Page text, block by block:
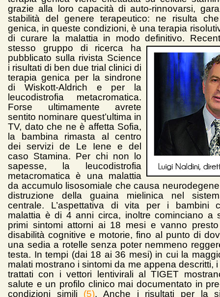
grazie alla loro capacità di auto-rinnovarsi,
stabilità del genere terapeutico: ne risulta
genica, in queste condizioni, è una terapia
di curare la malattia in modo definitivo.
stesso gruppo di ricerca ha
pubblicato sulla rivista Science
i risultati di ben due trial clinici di
terapia genica per la sindrone
di Wiskott-Aldrich e per la
leucodistrofia metacromatica.
Forse ultimamente avrete
sentito nominare quest’ultima in
TV, dato che ne è affetta Sofia,
la bambina rimasta al centro
dei servizi de Le Iene e del
caso Stamina. Per chi non lo
sapesse, la leucodistrofia
metacromatica è una malattia
da accumulo lisosomiale che causa
distruzione della guaina mielinica nel
centrale. L’aspettativa di vita per i bambini
malattia è di 4 anni circa, inoltre cominciano a
primi sintomi attorni ai 18 mesi e vanno
disabilità cognitive e motorie, fino al punto di
una sedia a rotelle senza poter nemmeno
testa. In tempi (dai 18 ai 36 mesi) in cui la
malati mostrano i sintomi da me appena descritti,
trattati con i vettori lentivirali al TIGET
salute e un profilo clinico mai documentato in
condizioni simili (5). Anche i risultati per la